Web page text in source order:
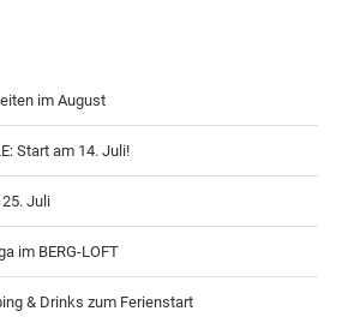
im August
Start am 14. Juli!
Juli
im BERG-LOFT
& Drinks zum Ferienstart